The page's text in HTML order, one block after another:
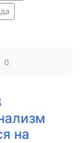
0
на